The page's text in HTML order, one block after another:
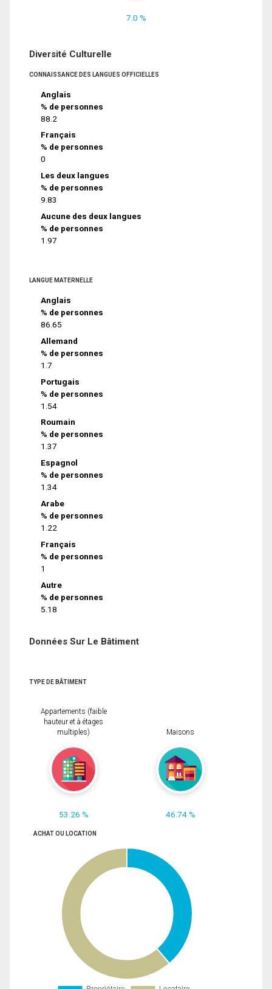
7.0 %
Diversité Culturelle
CONNAISSANCE DES LANGUES OFFICIELLES
Anglais
% de personnes
88.2
Français
% de personnes
0
Les deux langues
% de personnes
9.83
Aucune des deux langues
% de personnes
1.97
LANGUE MATERNELLE
Anglais
% de personnes
86.65
Allemand
% de personnes
1.7
Portugais
% de personnes
1.54
Roumain
% de personnes
1.37
Espagnol
% de personnes
1.34
Arabe
% de personnes
1.22
Français
% de personnes
1
Autre
% de personnes
5.18
Données Sur Le Bâtiment
TYPE DE BÂTIMENT
Appartements (faible
hauteur et à étages
multiples)
53.26 %
Maisons
46.74 %
ACHAT OU LOCATION